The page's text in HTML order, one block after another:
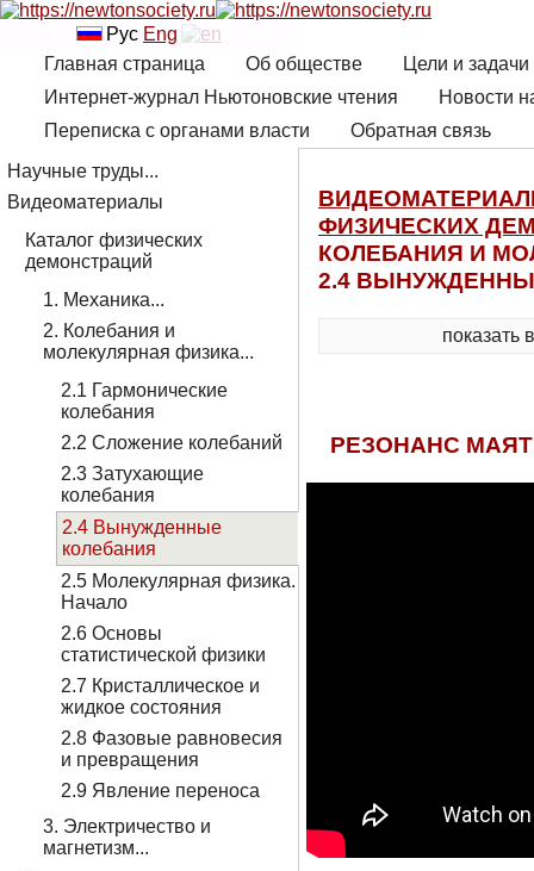
Рус Eng
Главная страница
Об обществе
Цели и
Интернет-журнал Ньютоновские чтения
Новости
Переписка с органами власти
Обратная связь
ФИЗИЧЕСКИХ
КОЛЕБАНИЯ И
2.4
показать
РЕЗОНАНС
Научные труды...
Видеоматериалы
Каталог физических
демонстраций
1. Механика...
2. Колебания и
молекулярная физика...
2.1 Гармонические
колебания
2.2 Сложение колебаний
2.3 Затухающие
колебания
2.4 Вынужденные
колебания
2.5 Молекулярная физика.
Начало
2.6 Основы
статистической физики
2.7 Кристаллическое и
жидкое состояния
2.8 Фазовые равновесия
и превращения
2.9 Явление переноса
3. Электричество и
магнетизм...